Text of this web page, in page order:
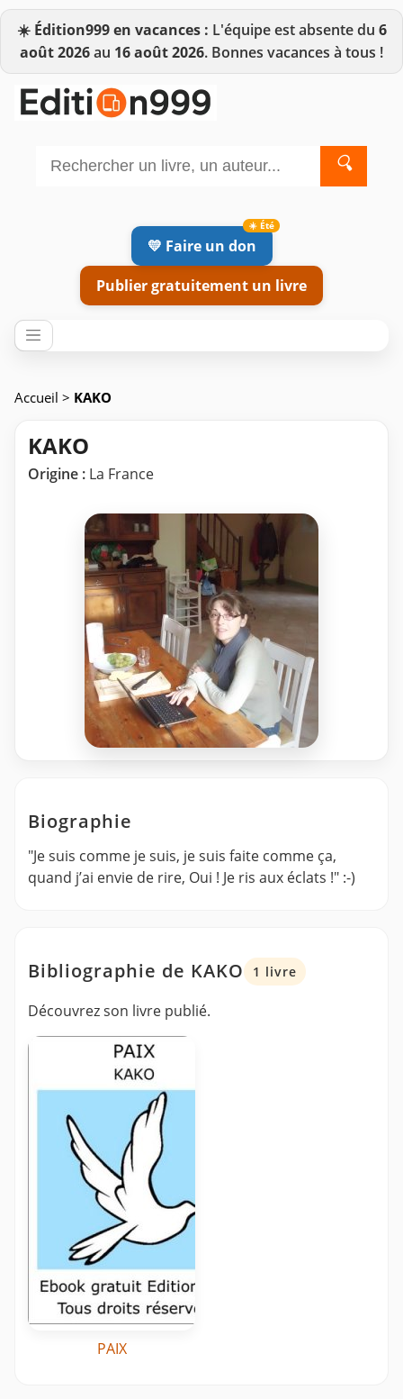
☀️ Édition999 en vacances : L'équipe est absente du 6
août 2026au 16 août 2026. Bonnes vacances à tous !
🔍
💛 Faire un don
Publier gratuitement un livre
Accueil > KAKO
KAKO
Origine : La France
Biographie
"Je suis comme je suis, je suis faite comme ça,
quand j’ai envie de rire, Oui ! Je ris aux éclats !" :-)
Bibliographie de KAKO 1 livre
Découvrez son livre publié.
PAIX